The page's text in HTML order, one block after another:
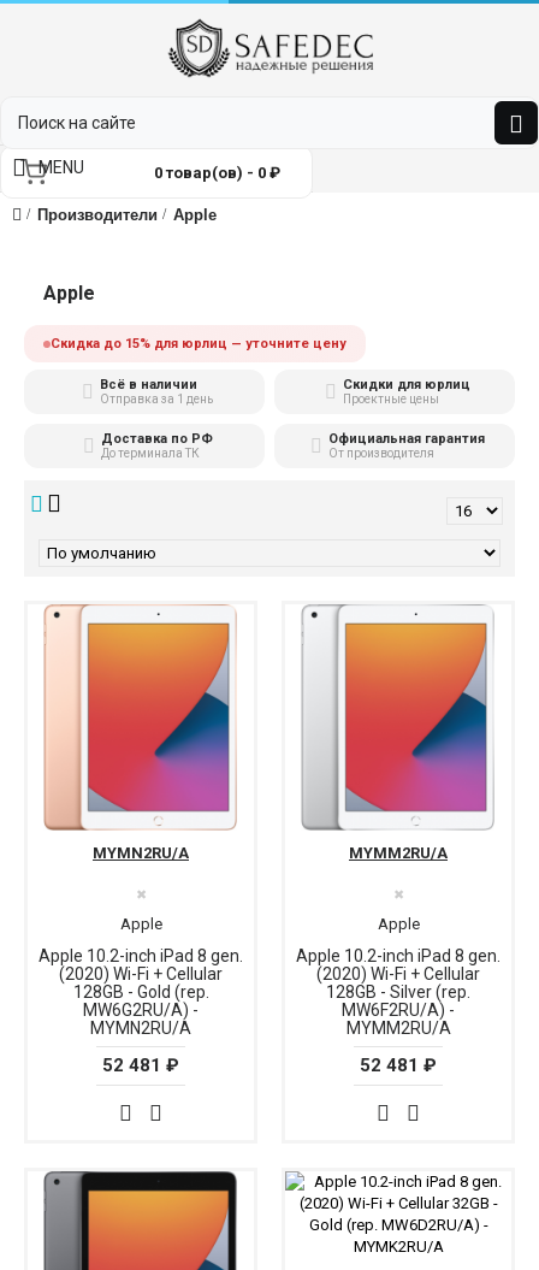
0 товар(ов) - 0 ₽
MENU
Производители Apple
Apple
Скидка до 15% для юрлиц — уточните цену
Всё в наличии
Отправка за 1 день
Скидки для юрлиц
Проектные цены
Доставка по РФ
До терминала ТК
Официальная гарантия
От производителя
Apple 10.2-inch iPad 8 gen.
(2020) Wi-Fi + Cellular
128GB - Gold (rep.
MW6G2RU/A) -
MYMN2RU/A
Apple
✖
MYMN2RU/A
52 481 ₽
Apple 10.2-inch iPad 8 gen.
(2020) Wi-Fi + Cellular
128GB - Silver (rep.
MW6F2RU/A) -
MYMM2RU/A
Apple
✖
MYMM2RU/A
52 481 ₽